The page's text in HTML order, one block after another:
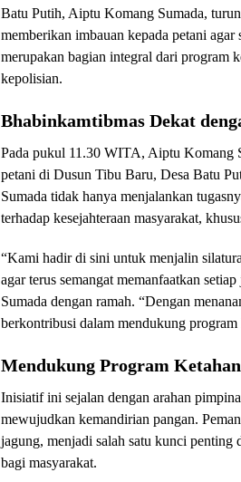
Batu Putih, Aiptu Komang Sumada,
memberikan imbauan kepada petani
merupakan bagian integral dari program
kepolisian.
Bhabinkamtibmas Dekat
Pada pukul 11.30 WITA, Aiptu Komang
petani di Dusun Tibu Baru, Desa Batu
Sumada tidak hanya menjalankan
terhadap kesejahteraan masyarakat,
“Kami hadir di sini untuk menjalin
agar terus semangat memanfaatkan
Sumada dengan ramah. “Dengan
berkontribusi dalam mendukung
Mendukung Program
Inisiatif ini sejalan dengan arahan
mewujudkan kemandirian pangan.
jagung, menjadi salah satu kunci penting
bagi masyarakat.